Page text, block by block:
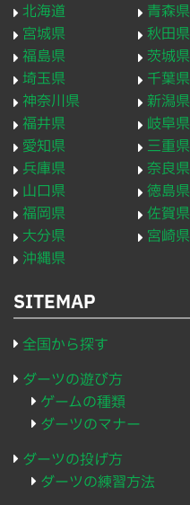
北海道 青森県
宮城県
秋田県
福島県
茨城県
埼玉県
千葉県
神奈川県
新潟県
福井県
岐阜県
愛知県
三重県
兵庫県
奈良県
山口県
徳島県
福岡県
佐賀県
大分県
宮崎県
沖縄県
SITEMAP
全国から探す
ダーツの遊び方
ゲームの種類
ダーツのマナー
ダーツの投げ方
ダーツの練習方法